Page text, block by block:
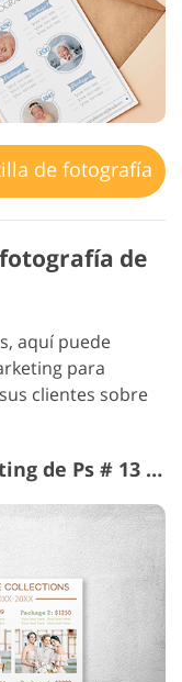
de fotografía
de
aquí puede
para
clientes sobre
Plantillas gratuitas de marketing de Ps # 13 "Greeny Precios Guide"